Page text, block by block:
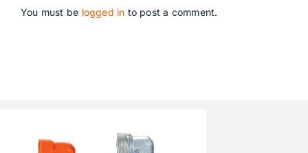
You must be logged in to post a comment.